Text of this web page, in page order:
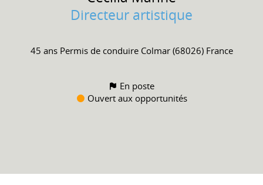
Directeur artistique
45 ans Permis de conduire Colmar (68026) France
En poste
Ouvert aux opportunités